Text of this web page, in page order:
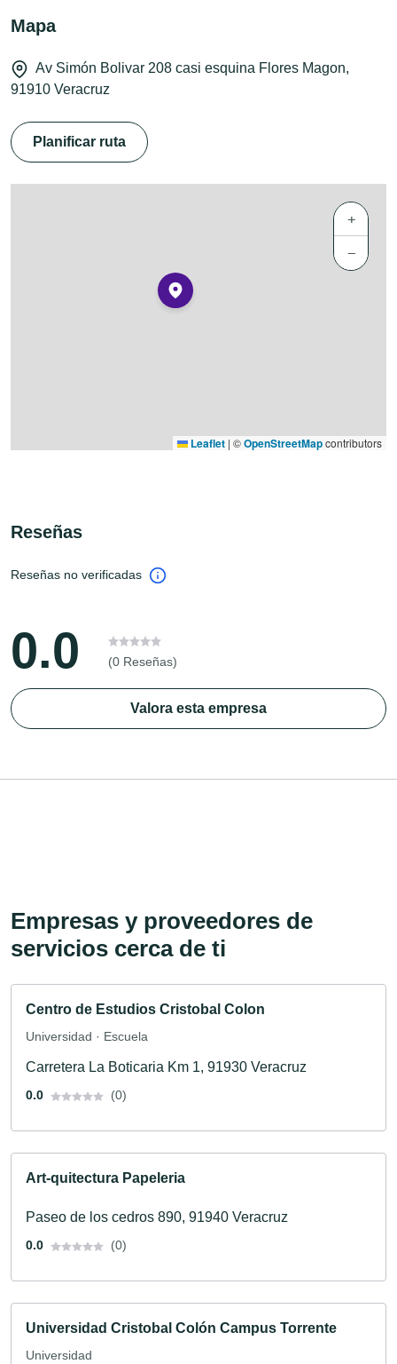
Mapa
Av Simón Bolivar 208 casi esquina Flores Magon,
91910 Veracruz
Planificar ruta
+
−
Leaflet | ©OpenStreetMapcontributors
Reseñas
Reseñas no verificadas
0.0 (0 Reseñas)
Valora esta empresa
Empresas y proveedores de
servicios cerca de ti
Centro de Estudios Cristobal Colon
Universidad · Escuela
Carretera La Boticaria Km 1, 91930 Veracruz
0.0 (0)
Art-quitectura Papeleria
Paseo de los cedros 890, 91940 Veracruz
0.0 (0)
Universidad Cristobal Colón Campus Torrente
Universidad